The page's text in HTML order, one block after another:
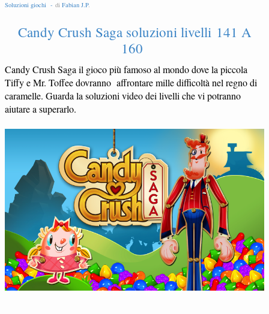
Soluzioni giochi - di Fabian J.P.
Candy Crush Saga soluzioni livelli 141 A
160
Candy Crush Saga il gioco più famoso al mondo dove la piccola
Tiffy e Mr. Toffee dovranno affrontare mille difficoltà nel regno di
caramelle. Guarda la soluzioni video dei livelli che vi potranno
aiutare a superarlo.